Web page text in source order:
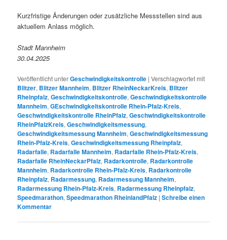
Kurzfristige Änderungen oder zusätzliche Messstellen sind aus
aktuellem Anlass möglich.
Stadt Mannheim
30.04.2025
Veröffentlicht unterGeschwindigkeitskontrolle |Verschlagwortet mit
Blitzer, Blitzer Mannheim, Blitzer RheinNeckarKreis, Blitzer
Rheinpfalz,Geschwindigkeitskontrolle,Geschwindigkeitskontrolle
Mannheim,GEschwindigkeitskontrolle Rhein-Pfalz-Kreis,
Geschwindigkeitskontrolle RheinPfalz,Geschwindigkeitskontrolle
RheinPfalzKreis,Geschwindigkeitsmessung,
Geschwindigkeitsmessung Mannheim,Geschwindigkeitsmessung
Rhein-Pfalz-Kreis,Geschwindigkeitsmessung Rheinpfalz,
Radarfalle, Radarfalle Mannheim, Radarfalle Rhein-Pfalz-Kreis,
Radarfalle RheinNeckarPfalz, Radarkontrolle, Radarkontrolle
Mannheim, Radarkontrolle Rhein-Pfalz-Kreis, Radarkontrolle
Rheinpfalz, Radarmessung, Radarmessung Mannheim,
Radarmessung Rhein-Pfalz-Kreis, Radarmessung Rheinpfalz,
Speedmarathon,Speedmarathon RheinlandPfalz |Schreibe einen
Kommentar